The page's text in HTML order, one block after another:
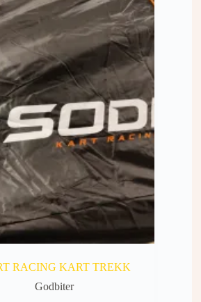
RACING KART TREKK
Godbiter